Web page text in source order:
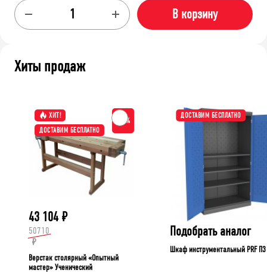
В корзину
Хиты продаж
ХИТ!
ДОСТАВИМ БЕСПЛАТНО
-15%
43 104 ₽
50710
₽
Верстак столярный «Опытный
мастер» Ученический
ДОСТАВИМ БЕСПЛАТНО
Подобрать аналог
Шкаф инструментальный PRF П3